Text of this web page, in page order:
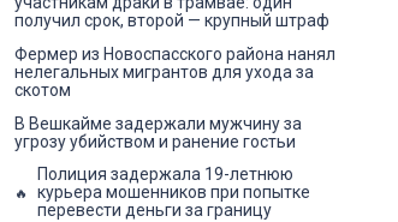
получил срок, второй — крупный штраф
Фермер из Новоспасского района нанял
нелегальных мигрантов для ухода за
скотом
В Вешкайме задержали мужчину за
угрозу убийством и ранение гостьи
Полиция задержала 19-летнюю
курьера мошенников при попытке
перевести деньги за границу